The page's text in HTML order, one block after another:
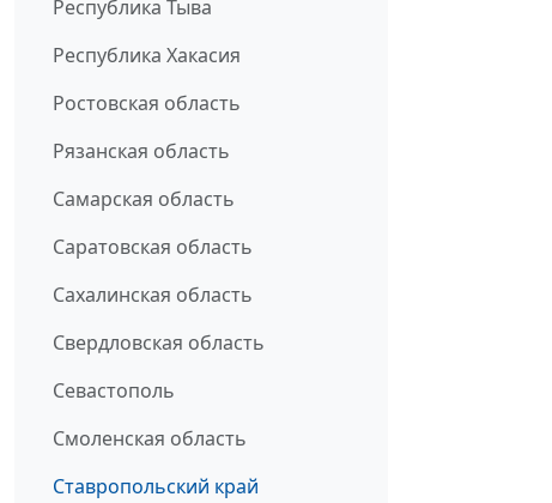
Республика Тыва
Республика Хакасия
Ростовская область
Рязанская область
Самарская область
Саратовская область
Сахалинская область
Свердловская область
Севастополь
Смоленская область
Ставропольский край